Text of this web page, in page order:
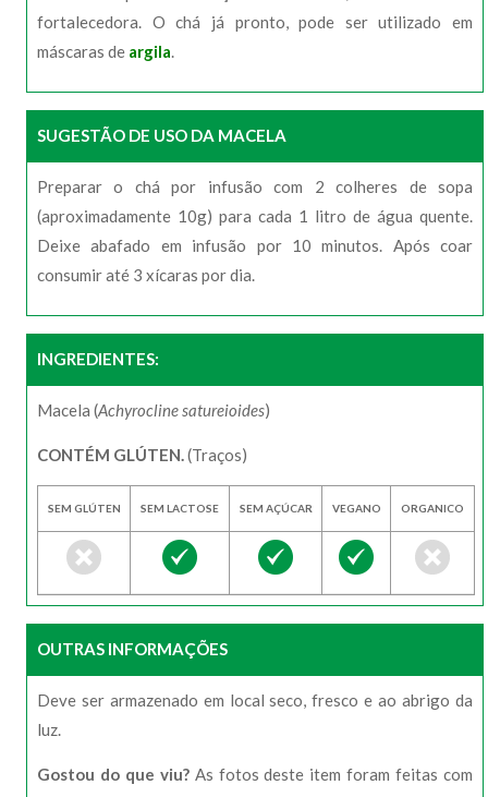
fortalecedora. O chá já pronto, pode ser utilizado em
máscaras de argila
SUGESTÃO DE USO DA MACELA
Preparar o chá por infusão com 2 colheres de sopa
(aproximadamente 10g) para cada 1 litro de água quente.
Deixe abafado em infusão por 10 minutos. Após coar
consumir até 3 xícaras por dia.
INGREDIENTES:
Macela (Achyrocline satureioides)
CONTÉM GLÚTEN. (Traços)
SEM GLÚTEN SEM LACTOSE SEM AÇÚCAR VEGANO ORGANICO
OUTRAS INFORMAÇÕES
Deve ser armazenado em local seco, fresco e ao abrigo da
luz.
Gostou do que viu?As fotos deste item foram feitas com